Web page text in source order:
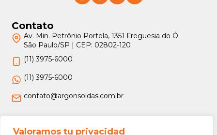
Valoramos tu privacidad
Contato
Av. Min. Petrônio Portela, 1351 Freguesia do Ó
São Paulo/SP | CEP: 02802-120
(11) 3975-6000
(11) 3975-6000
contato@argonsoldas.com.br
Jurídico